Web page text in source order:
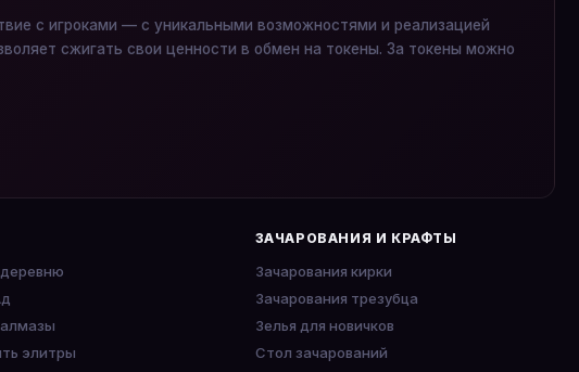
с игроками — с уникальными возможностями и реализацией
сжигать свои ценности в обмен на токены. За токены можно
элитры
ЗАЧАРОВАНИЯ И КРАФТЫ
Зачарования кирки
Зачарования трезубца
Зелья для новичков
Стол зачарований